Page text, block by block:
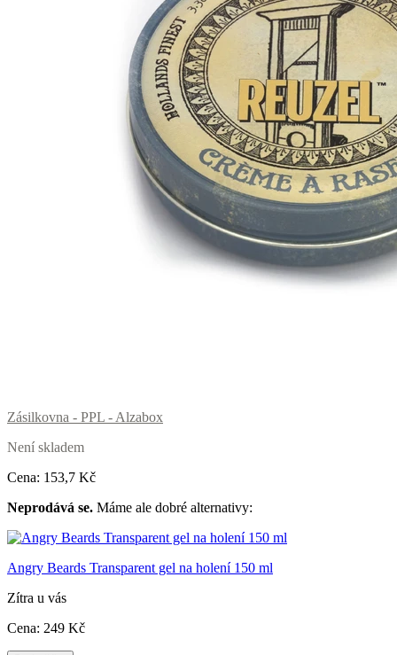
Zásilkovna - PPL - Alzabox
Není skladem
Cena: 153,7 Kč
Neprodává se. Máme ale dobré alternativy:
Angry Beards Transparent gel na holení 150 ml
Zítra u vás
Cena: 249 Kč